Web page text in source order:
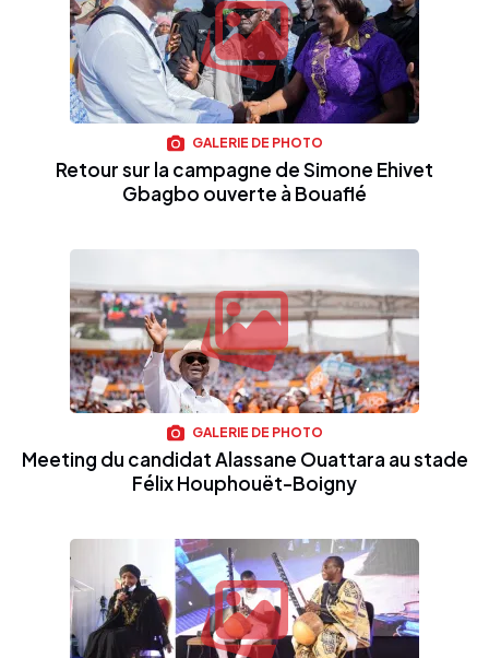
GALERIE DE PHOTO
Retour sur la campagne de Simone Ehivet
Gbagbo ouverte à Bouaflé
GALERIE DE PHOTO
Meeting du candidat Alassane Ouattara au stade
Félix Houphouët-Boigny